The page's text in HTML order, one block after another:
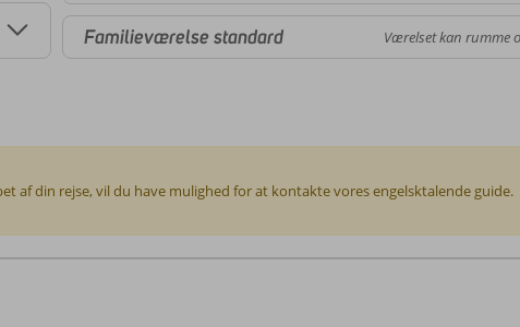
Familieværelse standard Værelset kan rumme
af din rejse, vil du have mulighed for at kontakte vores engelsktalende guide.